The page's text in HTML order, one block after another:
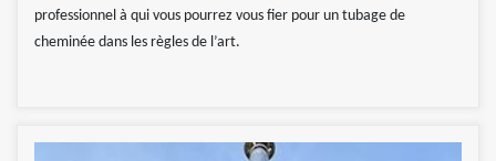
professionnel à qui vous pourrez vous fier pour un tubage de
cheminée dans les règles de l’art.